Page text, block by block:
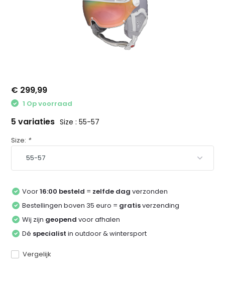
€ 299,99
1 Op voorraad
5 variaties Size : 55-57
Size: *
Voor16:00 besteld = zelfde dag verzonden
Bestellingen boven 35 euro = gratisverzending
Wij zijn geopend voor afhalen
Dé specialist in outdoor & wintersport
Vergelijk